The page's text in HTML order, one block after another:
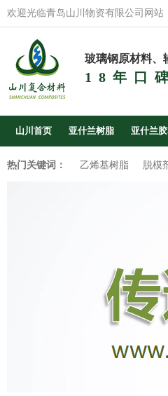
欢迎光临青岛山川物资有限公司网站
玻璃钢原材料、
18年口
山川首页 亚什兰树脂 亚什兰
热门关键词： 乙烯基树脂 脱模